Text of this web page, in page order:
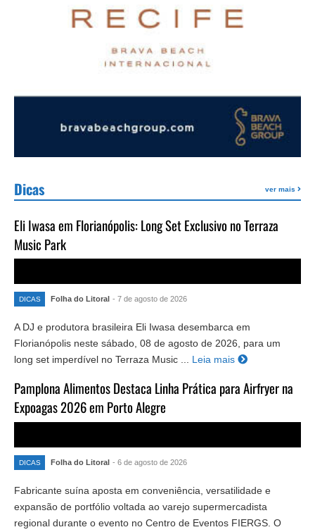
Dicas ver mais
Eli Iwasa em Florianópolis: Long Set Exclusivo no Terraza
Music Park
DICAS Folha do Litoral - 7 de agosto de 2026
A DJ e produtora brasileira Eli Iwasa desembarca em
Florianópolis neste sábado, 08 de agosto de 2026, para um
long set imperdível no Terraza Music ...
Leia mais
Pamplona Alimentos Destaca Linha Prática para Airfryer na
Expoagas 2026 em Porto Alegre
DICAS Folha do Litoral - 6 de agosto de 2026
Fabricante suína aposta em conveniência, versatilidade e
expansão de portfólio voltada ao varejo supermercadista
regional durante o evento no Centro de Eventos FIERGS. O